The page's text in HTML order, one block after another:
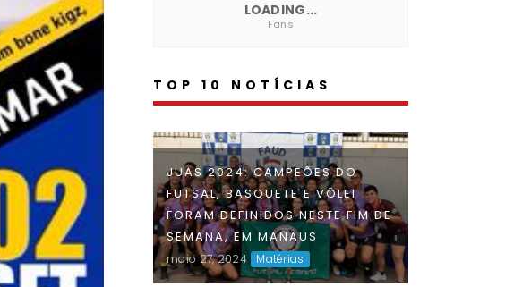
LOADING...
Fans
TOP 10 NOTÍCIAS
FAUD DÁ INÍCIO À 47ª EDIÇÃO
DOS JOGOS UNIVERSITÁRIOS
DO AMAZONAS (JUAS) E
DISPUTAS ACIRRADAS MARCAM
O INÍCIO DA COMPETIÇÃO
JUAS 2024: CAMPEÕES DO
FUTSAL, BASQUETE E VÔLEI
FORAM DEFINIDOS NESTE FIM DE
SEMANA, EM MANAUS
maio 27, 2024 Matérias